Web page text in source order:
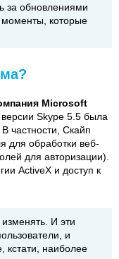
за обновлениями
моменты, которые
Microsoft
Skype 5.5 была
частности, Скайп
для обработки веб-
для авторизации).
ActiveX и доступ к
И эти
и
кстати, наиболее